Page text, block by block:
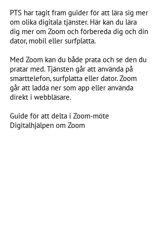
PTS har tagit fram guider för att lära sig mer
om olika digitala tjänster. Här kan du lära
dig mer om Zoom och förbereda dig och din
dator, mobil eller surfplatta.
Med Zoom kan du både prata och se den du
pratar med. Tjänsten går att använda på
smarttelefon, surfplatta eller dator. Zoom
går att ladda ner som app eller använda
direkt i webbläsare.
Guide för att delta i Zoom-möte
Digitalhjälpen om Zoom